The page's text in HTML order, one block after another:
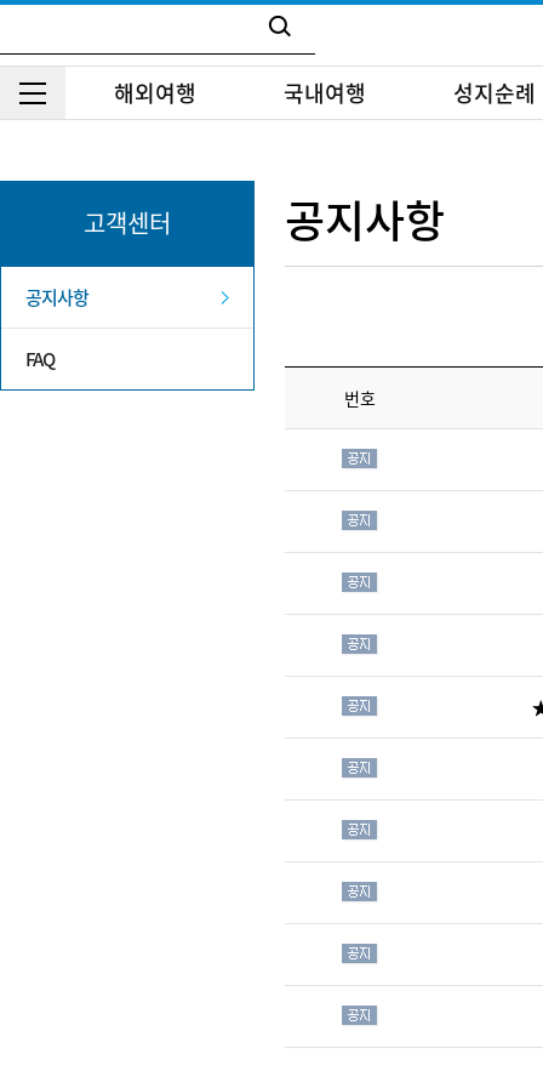
해외여행 국내여행 성지순례
고객센터
공지사항
FAQ
공지사항
번호